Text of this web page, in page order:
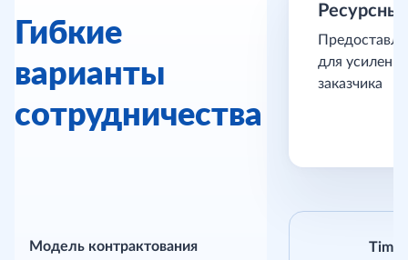
Гибкие
варианты
сотрудничества
Модель контрактования
для
заказчика